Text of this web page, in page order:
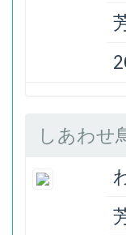
しあわせ